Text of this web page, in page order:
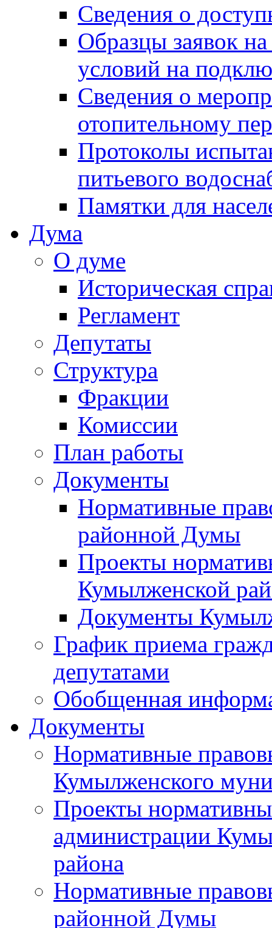
Сведения о
Образцы заявок
условий на
Сведения о
отопительному
Протоколы
питьевого
Памятки для
Дума
О думе
Историческая
Регламент
Депутаты
Структура
Фракции
Комиссии
План работы
Документы
Нормативные
районной Думы
Проекты
Кумылженской
Документы
График приема
депутатами
Обобщенная
Документы
Нормативные
Кумылженского
Проекты
администрации
района
Нормативные
районной Думы